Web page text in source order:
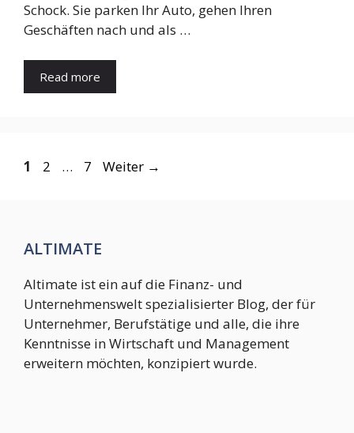
Schock. Sie parken Ihr Auto, gehen Ihren
Geschäften nach und als …
Read more
Seite
1 Seite
2 … Seite
7 Weiter →
ALTIMATE
Altimate ist ein auf die Finanz- und
Unternehmenswelt spezialisierter Blog, der für
Unternehmer, Berufstätige und alle, die ihre
Kenntnisse in Wirtschaft und Management
erweitern möchten, konzipiert wurde.